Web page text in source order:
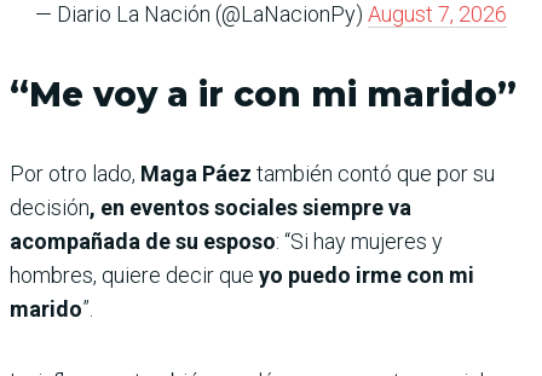
— Diario La Nación (@LaNacionPy) August 7, 2026
“Me voy a ir con mi marido”
Por otro lado, Maga Páez también contó que por su
decisión, en eventos sociales siempre va
acompañada de su esposo: “Si hay mujeres y
hombres, quiere decir que yo puedo irme con mi
marido”.